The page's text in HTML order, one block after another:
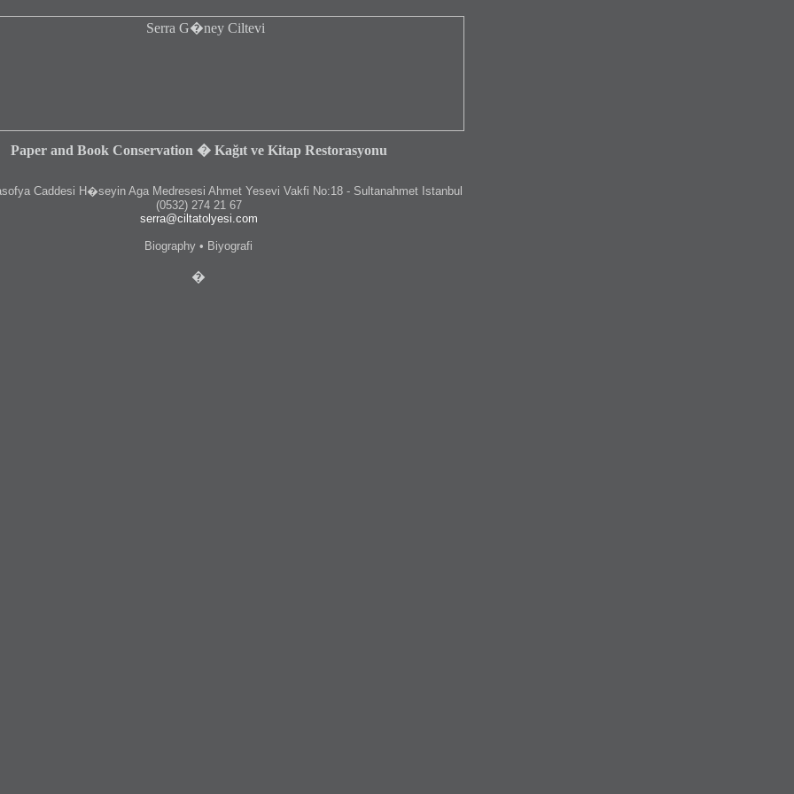
Paper and Book Conservation � Kağıt ve Kitap Restorasyonu
Caddesi H�seyin Aga Medresesi Ahmet Yesevi Vakfi No:18 - Sultanahmet Istanbul
(0532) 274 21 67
serra@ciltatolyesi.com
Biography • Biyografi
�